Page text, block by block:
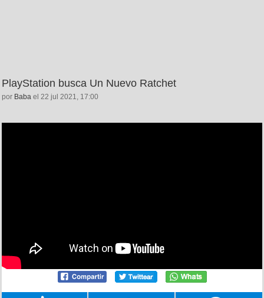
PlayStation busca Un Nuevo Ratchet
por Baba el 22 jul 2021, 17:00